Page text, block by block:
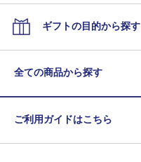
ギフトの目的から探す
全ての商品から探す
ご利用ガイドはこちら